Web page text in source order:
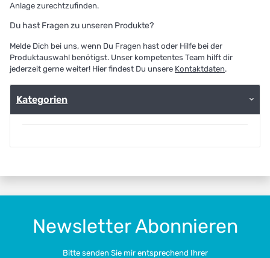
Anlage zurechtzufinden.
Du hast Fragen zu unseren Produkte?
Melde Dich bei uns, wenn Du Fragen hast oder Hilfe bei der
Produktauswahl benötigst. Unser kompetentes Team hilft dir
jederzeit gerne weiter! Hier findest Du unsere Kontaktdaten.
Kategorien
Newsletter Abonnieren
Bitte senden Sie mir entsprechend Ihrer